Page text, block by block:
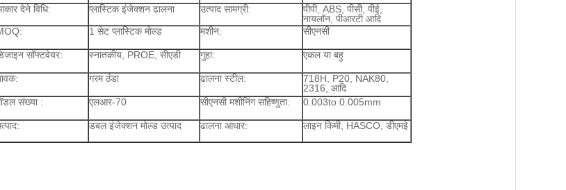
देने विधि: प्लास्टिक इंजेक्शन ढालना उत्पाद सामग्री:
पीपी, ABS, पीसी, पीई,
नायलॉन, पीआरटी आदि
1 सेट प्लास्टिक मोल्ड मशीन: सीएनसी
सॉफ्टवेयर: स्नातकीय, PROE, सीएडी गुहा: एकल या बहु
गरम ठंडा ढालना स्टील:
718H, P20, NAK80,
2316, आदि
संख्या :
एलआर-70 सीएनसी मशीनिंग सहिष्णुता: 0.003to 0.005mm
डबल इंजेक्शन मोल्ड उत्पाद ढालना आधार: लाइन किमी, HASCO, डीएमई